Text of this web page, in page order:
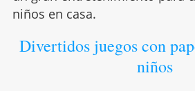
niños en casa.
Divertidos juegos con
niños